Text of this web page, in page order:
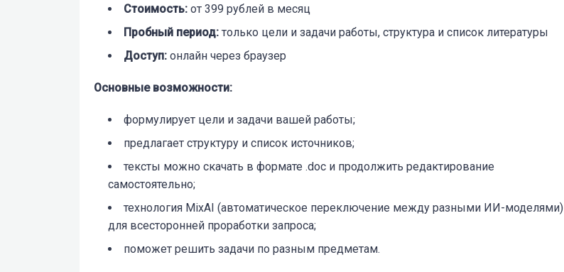
Стоимость: от 399 рублей в месяц
Пробный период: только цели и задачи работы, структура и список литературы
Доступ: онлайн через браузер
Основные возможности:
формулирует цели и задачи вашей работы;
предлагает структуру и список источников;
тексты можно скачать в формате .doc и продолжить редактирование
самостоятельно;
технология MixAI (автоматическое переключение между разными ИИ-моделями)
для всесторонней проработки запроса;
поможет решить задачи по разным предметам.